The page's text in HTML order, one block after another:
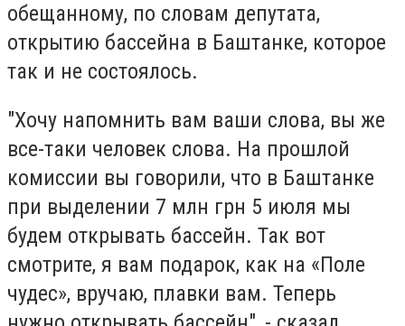
обещанному, по словам депутата,
открытию бассейна в Баштанке, которое
так и не состоялось.
"Хочу напомнить вам ваши слова, вы же
все-таки человек слова. На прошлой
комиссии вы говорили, что в Баштанке
при выделении 7 млн грн 5 июля мы
будем открывать бассейн. Так вот
смотрите, я вам подарок, как на «Поле
чудес», вручаю, плавки вам. Теперь